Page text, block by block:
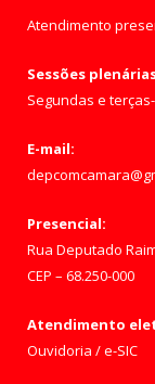
Atendimento
Sessões
Segundas e
E-mail:
Presencial:
Rua Deputado
CEP – 68.250-000
Atendimento
Ouvidoria /e-SIC